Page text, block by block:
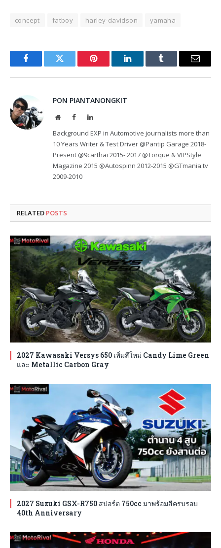
concept fatboy harley-davidson yamaha
FacebookTwitter Pinterest LinkedInTumblr Email
PON PIANTANONGKIT
WebsiteFacebookLinkedIn
Background EXP in Automotive journalists more than
10 Years Writer & Test Driver @Pantip Garage 2018-
Present @9carthai 2015- 2017 @Torque & VIPStyle
Magazine 2015 @Autospinn 2012-2015 @GTmania.tv
2009-2010
RELATED POSTS
2027 Kawasaki Versys 650 เพิ่มสีใหม่ Candy Lime Green
และ Metallic Carbon Gray
2027 Suzuki GSX-R750 สปอร์ต 750cc มาพร้อมสีครบรอบ
40th Anniversary